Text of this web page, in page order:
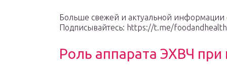
Больше свежей и актуальной
Подписывайтесь: https://t.me/
Роль аппарата ЭХВЧ